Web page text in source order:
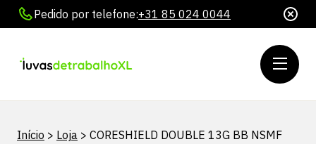
Pedido por telefone:+31 85 024 0044
Início > Loja > CORESHIELD DOUBLE 13G BB NSMF